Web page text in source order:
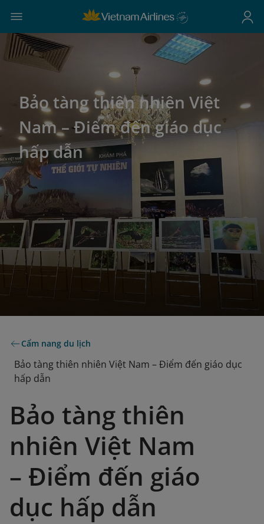
Bảo tàng thiên nhiên Việt
Nam – Điểm đến giáo dục
hấp dẫn
Cẩm nang du lịch
Bảo tàng thiên nhiên Việt Nam – Điểm đến giáo dục
hấp dẫn
Bảo tàng thiên
nhiên Việt Nam
– Điểm đến giáo
dục hấp dẫn